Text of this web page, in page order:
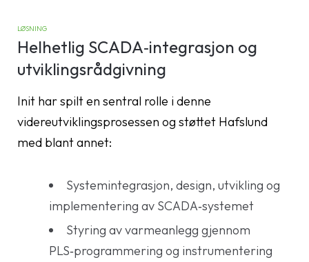
LØSNING
Helhetlig SCADA‑integrasjon og
utviklingsrådgivning
Init har spilt en sentral rolle i denne
videreutviklingsprosessen og støttet Hafslund
med blant annet:
Systemintegrasjon, design, utvikling og
implementering av SCADA‑systemet
Styring av varmeanlegg gjennom
PLS‑programmering og instrumentering